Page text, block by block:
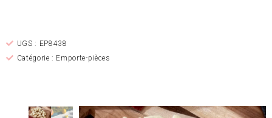
UGS : EP8438
Catégorie : Emporte-pièces